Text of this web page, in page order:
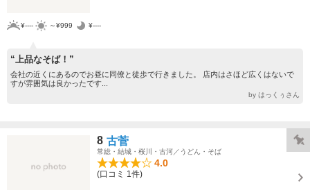
¥---- ～¥999 ¥----
“上品なそば！”
会社の近くにあるのでお昼に同僚と徒歩で行きました。 店内はさほど広くはないで
すが雰囲気は良かったです...
by はっくぅさん
8 古菅
常総・結城・桜川・古河／うどん・そば
4.0
(口コミ 1件)